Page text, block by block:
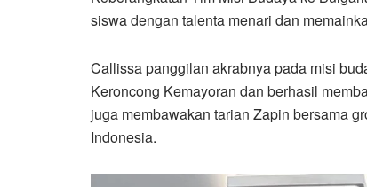
siswa dengan talenta menari dan
Callissa panggilan akrabnya pada misi
Keroncong Kemayoran dan berhasil
juga membawakan tarian Zapin bersama
Indonesia.